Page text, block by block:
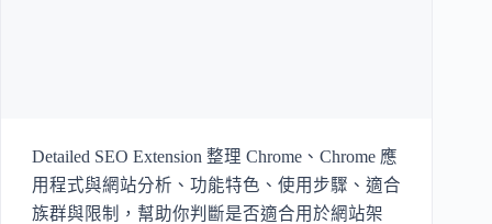
Detailed SEO Extension 整理 Chrome、Chrome 應
用程式與網站分析、功能特色、使用步驟、適合
族群與限制，幫助你判斷是否適合用於網站架